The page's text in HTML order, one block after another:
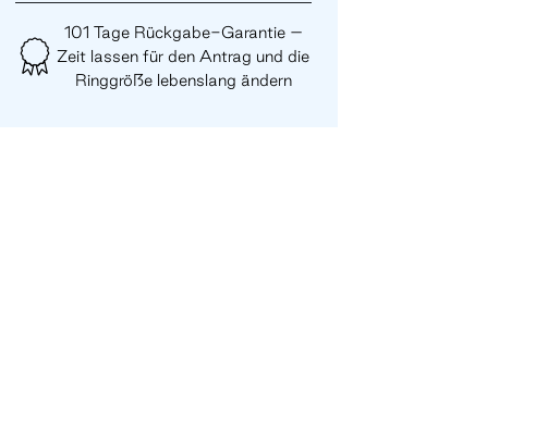
101 Tage Rückgabe-Garantie –
Zeit lassen für den Antrag und die
Ringgröße lebenslang ändern